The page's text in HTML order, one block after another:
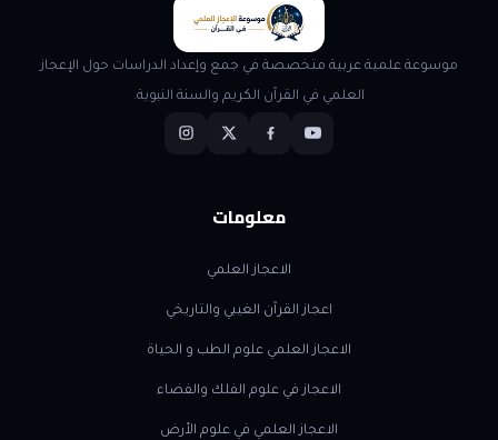
موسوعة علمية عربية متخصصة في جمع وإعداد الدراسات حول الإعجاز
العلمي في القرآن الكريم والسنة النبوية.
معلومات
الاعجاز العلمي
اعجاز القرآن الغيبي والتاريخي
الاعجاز العلمي علوم الطب و الحياة
الاعجاز في علوم الفلك والفضاء
الاعجاز العلمي في علوم الأرض